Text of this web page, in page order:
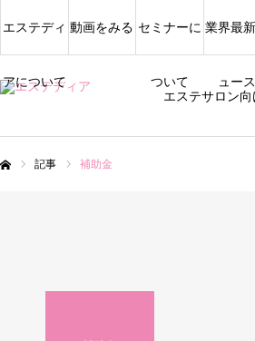
エステサロン
エステディ
アについて
動画をみる セミナーに
ついて
業界最
ュース
記事 補助金